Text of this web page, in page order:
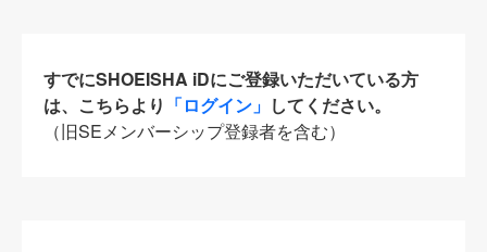
すでにSHOEISHA iDにご登録いただいている方
は、こちらより 「ログイン」 してください。
（旧SEメンバーシップ登録者を含む）